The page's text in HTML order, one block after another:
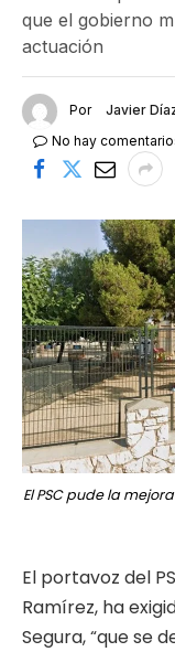
que el gobierno
actuación
Por Javier
No hay
El PSC pude la
El portavoz del
Ramírez, ha
Segura, “que se